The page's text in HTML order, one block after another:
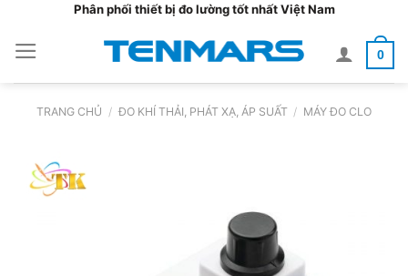
nội
dung
Phân phối thiết bị đo lường tốt nhất Việt Nam
0
TRANG CHỦ / ĐO KHÍ THẢI, PHÁT XẠ, ÁP SUẤT / MÁY ĐO CLO